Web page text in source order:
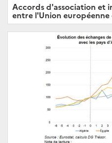
Accords d'association et
entre l'Union